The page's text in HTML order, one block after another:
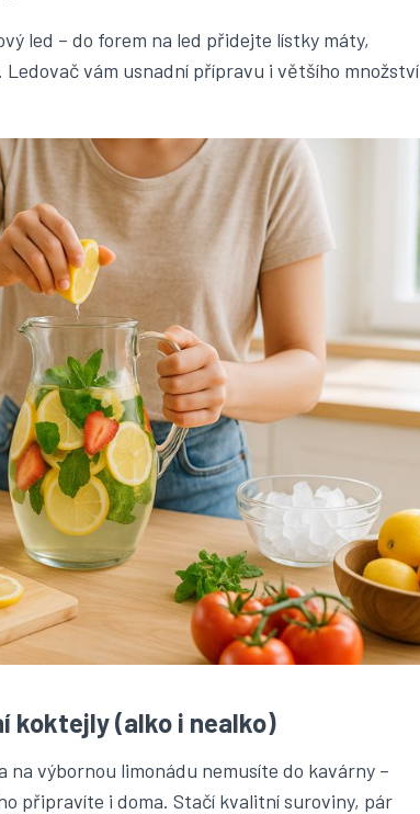
led – do forem na led přidejte lístky máty,
vám usnadní přípravu i většího množství
koktejly (alko i nealko)
na výbornou limonádu nemusíte do kavárny –
připravíte i doma. Stačí kvalitní suroviny, pár